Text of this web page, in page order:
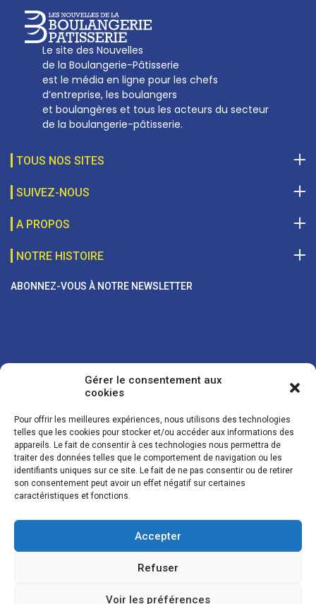
Gérer le consentement aux
cookies
Pour offrir les meilleures expériences, nous utilisons des technologies
telles que les cookies pour stocker et/ou accéder aux informations des
appareils. Le fait de consentir à ces technologies nous permettra de
traiter des données telles que le comportement de navigation ou les
identifiants uniques sur ce site. Le fait de ne pas consentir ou de retirer
son consentement peut avoir un effet négatif sur certaines
caractéristiques et fonctions.
Accepter
Refuser
Voir les préférences
Le site des Nouvelles
de la Boulangerie-Pâtisserie
est le média en ligne pour les chefs
d’entreprise, les boulangers
et boulangères et tous les acteurs du secteur
de la boulangerie-pâtisserie.
TOUS NOS SITES
SUIVEZ-NOUS
A PROPOS
NOTRE HISTOIRE
ABONNEZ-VOUS À NOTRE NEWSLETTER
Vos coordonnées sont uniquement utilisées pour vous envoyer des
lettres d'information sur nos activités. Vous pouvez à tout moment
utiliser le lien de désinscription figurant dans la lettre d'information.
© LES NOUVELLES DE LA BOULANGERIE - Tous droits réservés - Réalisation :
Josh Digital
Mentions légales